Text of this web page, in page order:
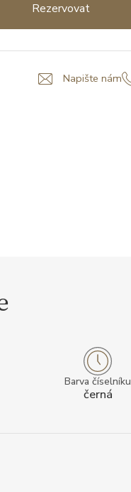
Rezervovat
Napište nám
Barva číselníku
černá